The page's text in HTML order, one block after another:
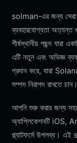
solman-এর জন্য সেরা
ব্যবহারযোগ্যতা
শীর্ষস্থানীয় পছন্দ যারা
এটি নতুন এবং অভিজ্ঞ
প্রদান করে, যারা
সম্পদ নিরাপদ রাখতে চান।
আপনি শুরু করার জন্য
অ্যাপ্লিকেশনটি iOS,
প্ল্যাটফর্মে উপলব্ধ। এই